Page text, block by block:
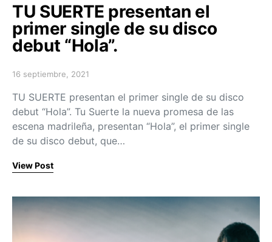
TU SUERTE presentan el
primer single de su disco
debut “Hola”.
Posted on
16 septiembre, 2021
TU SUERTE presentan el primer single de su disco
debut “Hola”. Tu Suerte la nueva promesa de las
escena madrileña, presentan “Hola”, el primer single
de su disco debut, que…
View Post